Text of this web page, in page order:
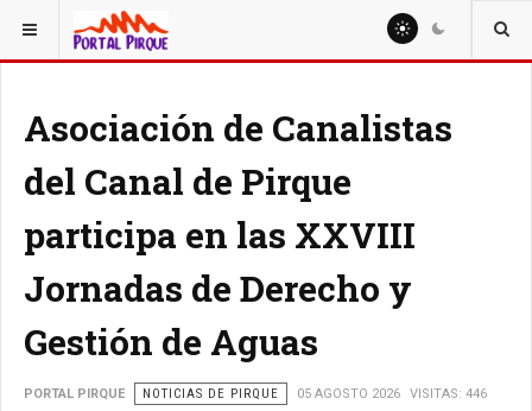
ESTÁ AQUÍ: NOTICIAS
Asociación de Canalistas
del Canal de Pirque
participa en las XXVIII
Jornadas de Derecho y
Gestión de Aguas
PORTAL PIRQUE NOTICIAS DE PIRQUE 05 AGOSTO 2026 VISITAS: 446